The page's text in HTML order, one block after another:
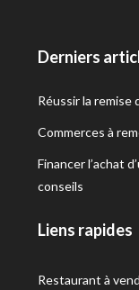
Derniers
Réussir la remise
Commerces à
Financer l’achat
conseils
Liens rapides
Restaurant à